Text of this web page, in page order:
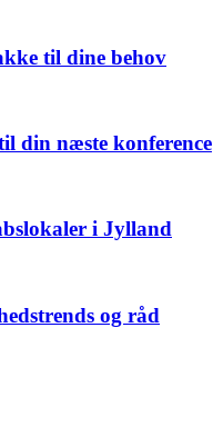
til dine behov
din næste konference
i Jylland
og råd